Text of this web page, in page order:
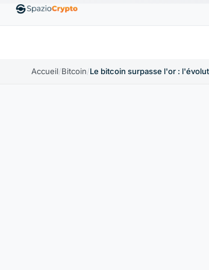
↑1.10% EthereumETH1 880,58 $US
Accueil/Bitcoin/Le bitcoin surpasse l'or :